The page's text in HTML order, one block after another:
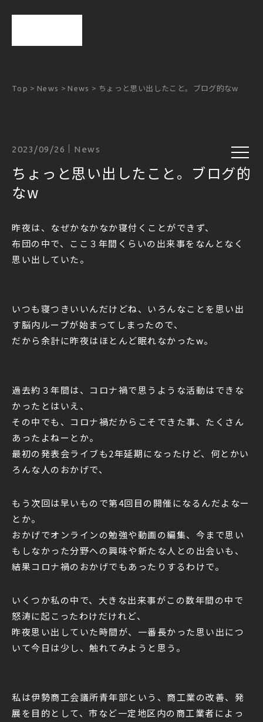
Top >News >News > ちょっと思い出したこと。ブログ的なw
2023/09/26 News
ちょっと思い出したこと。ブログ的
なw
昨夜は、なぜかなかなか寝付くことができず、
布団の中で、ここ３年間くらいの出来事をなんとなく
思い出していた。
いつも寝つきいいんだけどね、いろんなことを思い出
す脳内ループが始まってしまったので、
だから余計に昨夜はほとんど眠れなかったw。
過去約３年間は、コロナ禍で思うような活動はできな
かったとはいえ、
その中でも、コロナ禍だからこそできた事、たくさん
あったよねーとか。
最初の発表会ライブも2年延期になったけど、何とかい
ろんな人のおかげで、
もう次回は早いもので第4回目の開催になるんだよなー
とか。
おかげでオンラインの勉強や動画の編集、今まで思い
もしなかった分野への興味や新たな人との出会いも、
結果コロナ禍のおかげでもあったりするわけで。
いくつか私の中で、大きな出来事がこの数年間の中で
怒涛に起こったわけだけれど、
昨夜思い出していた時間が、一番長かった思い出につ
いて今日は少し、触れてみようと思う。
私は伊勢商工会議所青年部という、商工業の改善、発
展を目的として、市など一定地区内の商工業者によっ